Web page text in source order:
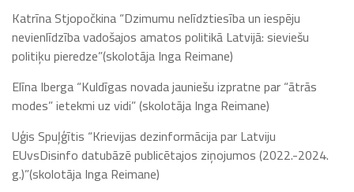
Katrīna Stjopočkina “Dzimumu nelīdztiesība un iespēju
nevienlīdzība vadošajos amatos politikā Latvijā: sieviešu
politiķu pieredze”(skolotāja Inga Reimane)
Elīna Iberga “Kuldīgas novada jauniešu izpratne par “ātrās
modes” ietekmi uz vidi” (skolotāja Inga Reimane)
Uģis Spuļģītis “Krievijas dezinformācija par Latviju
EUvsDisinfo datubāzē publicētajos ziņojumos (2022.-2024.
g.)”(skolotāja Inga Reimane)